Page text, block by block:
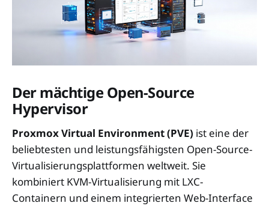
Der mächtige Open-Source
Hypervisor
Proxmox Virtual Environment (PVE) ist eine der
beliebtesten und leistungsfähigsten Open-Source-
Virtualisierungsplattformen weltweit. Sie
kombiniert KVM-Virtualisierung mit LXC-
Containern und einem integrierten Web-Interface